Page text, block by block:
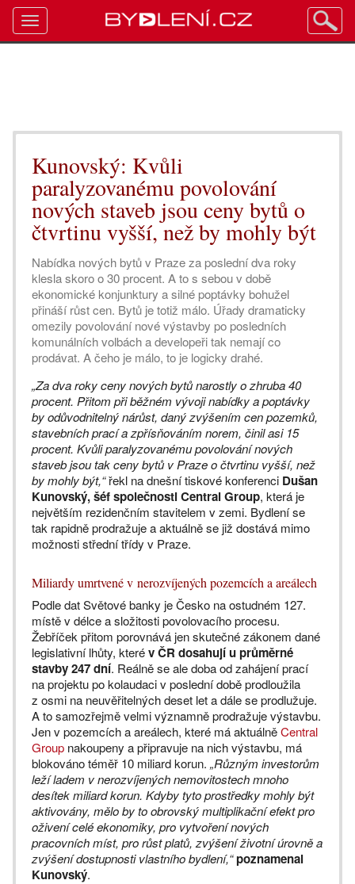
Kunovský: Kvůli
paralyzovanému povolování
nových staveb jsou ceny bytů o
čtvrtinu vyšší, než by mohly být
Nabídka nových bytů v Praze za poslední dva roky
klesla skoro o 30 procent. A to s sebou v době
ekonomické konjunktury a silné poptávky bohužel
přináší růst cen. Bytů je totiž málo. Úřady dramaticky
omezily povolování nové výstavby po posledních
komunálních volbách a developeři tak nemají co
prodávat. A čeho je málo, to je logicky drahé.
„Za dva roky ceny nových bytů narostly o zhruba 40
procent. Přitom při běžném vývoji nabídky a poptávky
by odůvodnitelný nárůst, daný zvýšením cen pozemků,
stavebních prací a zpřísňováním norem, činil asi 15
procent. Kvůli paralyzovanému povolování nových
staveb jsou tak ceny bytů v Praze o čtvrtinu vyšší, než
by mohly být,“řekl na dnešní tiskové konferenci Dušan
Kunovský, šéf společnosti Central Group, která je
největším rezidenčním stavitelem v zemi. Bydlení se
tak rapidně prodražuje a aktuálně se již dostává mimo
možnosti střední třídy v Praze.
Miliardy umrtvené v nerozvíjených pozemcích a areálech
Podle dat Světové banky je Česko na ostudném 127.
místě v délce a složitosti povolovacího procesu.
Žebříček přitom porovnává jen skutečné zákonem dané
legislativní lhůty, kterév ČR dosahují u průměrné
stavby 247 dní. Reálně se ale doba od zahájení prací
na projektu po kolaudaci v poslední době prodloužila
z osmi na neuvěřitelných deset let a dále se prodlužuje.
A to samozřejmě velmi významně prodražuje výstavbu.
Jen v pozemcích a areálech, které má aktuálněCentral
Group nakoupeny a připravuje na nich výstavbu, má
blokováno téměř 10 miliard korun. „Různým investorům
leží ladem v nerozvíjených nemovitostech mnoho
desítek miliard korun. Kdyby tyto prostředky mohly být
aktivovány, mělo by to obrovský multiplikační efekt pro
oživení celé ekonomiky, pro vytvoření nových
pracovních míst, pro růst platů, zvýšení životní úrovně a
zvýšení dostupnosti vlastního bydlení,“poznamenal
Kunovský.
Toggle
navigation